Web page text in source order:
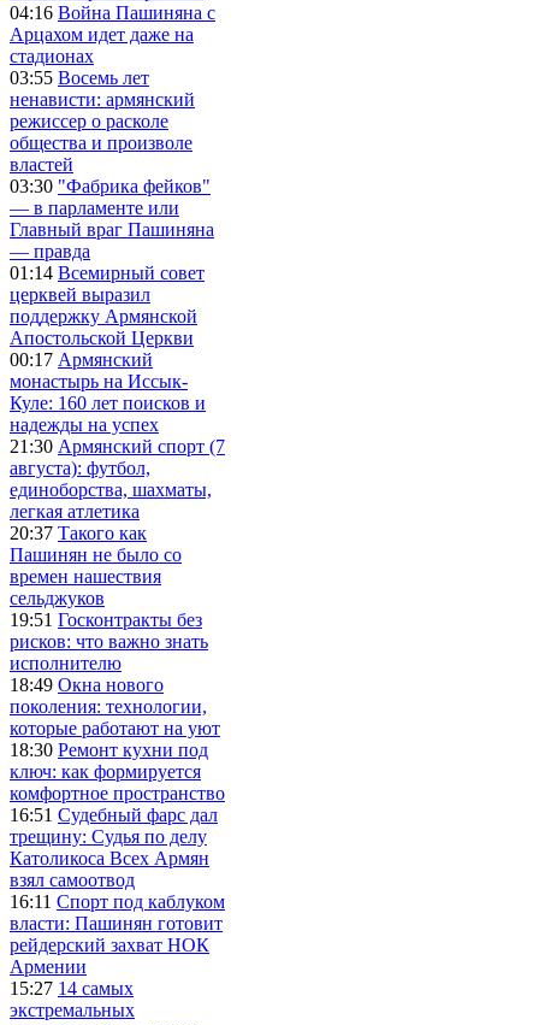
04:16 Война Пашиняна с
Арцахом идет даже на
стадионах
03:55 Восемь лет
ненависти: армянский
режиссер о расколе
общества и произволе
властей
03:30 "Фабрика фейков"
— в парламенте или
Главный враг Пашиняна
— правда
01:14 Всемирный совет
церквей выразил
поддержку Армянской
Апостольской Церкви
00:17 Армянский
монастырь на Иссык-
Куле: 160 лет поисков и
надежды на успех
21:30 Армянский спорт (7
августа): футбол,
единоборства, шахматы,
легкая атлетика
20:37 Такого как
Пашинян не было со
времен нашествия
сельджуков
19:51 Госконтракты без
рисков: что важно знать
исполнителю
18:49 Окна нового
поколения: технологии,
которые работают на уют
18:30 Ремонт кухни под
ключ: как формируется
комфортное пространство
16:51 Судебный фарс дал
трещину: Судья по делу
Католикоса Всех Армян
взял самоотвод
16:11 Спорт под каблуком
власти: Пашинян готовит
рейдерский захват НОК
Армении
15:27 14 самых
экстремальных